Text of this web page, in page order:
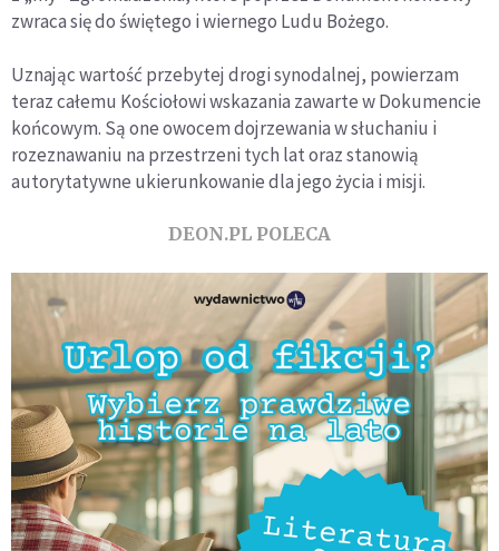
zwraca się do świętego i wiernego Ludu Bożego.
Uznając wartość przebytej drogi synodalnej, powierzam
teraz całemu Kościołowi wskazania zawarte w Dokumencie
końcowym. Są one owocem dojrzewania w słuchaniu i
rozeznawaniu na przestrzeni tych lat oraz stanowią
autorytatywne ukierunkowanie dla jego życia i misji.
DEON.PL POLECA